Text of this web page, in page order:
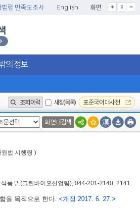
법령 만족도조사 English 화면
의 정보
조회이력 새창(목록) 표준국어대사전
화면내검색
법 시행령 )
품부 (그린바이오산업팀), 044-201-2140, 2141
을 목적으로 한다. <개정 2017. 6. 27.>